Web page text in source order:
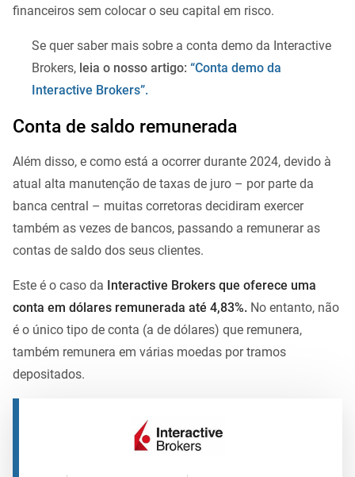
financeiros sem colocar o seu capital em risco.
Se quer saber mais sobre a conta demo da Interactive
Brokers, leia o nosso artigo: “Conta demo da
Interactive Brokers”.
Conta de saldo remunerada
Além disso, e como está a ocorrer durante 2024, devido à
atual alta manutenção de taxas de juro – por parte da
banca central – muitas corretoras decidiram exercer
também as vezes de bancos, passando a remunerar as
contas de saldo dos seus clientes.
Este é o caso da Interactive Brokers que oferece uma
conta em dólares remunerada até 4,83%. No entanto, não
é o único tipo de conta (a de dólares) que remunera,
também remunera em várias moedas por tramos
depositados.